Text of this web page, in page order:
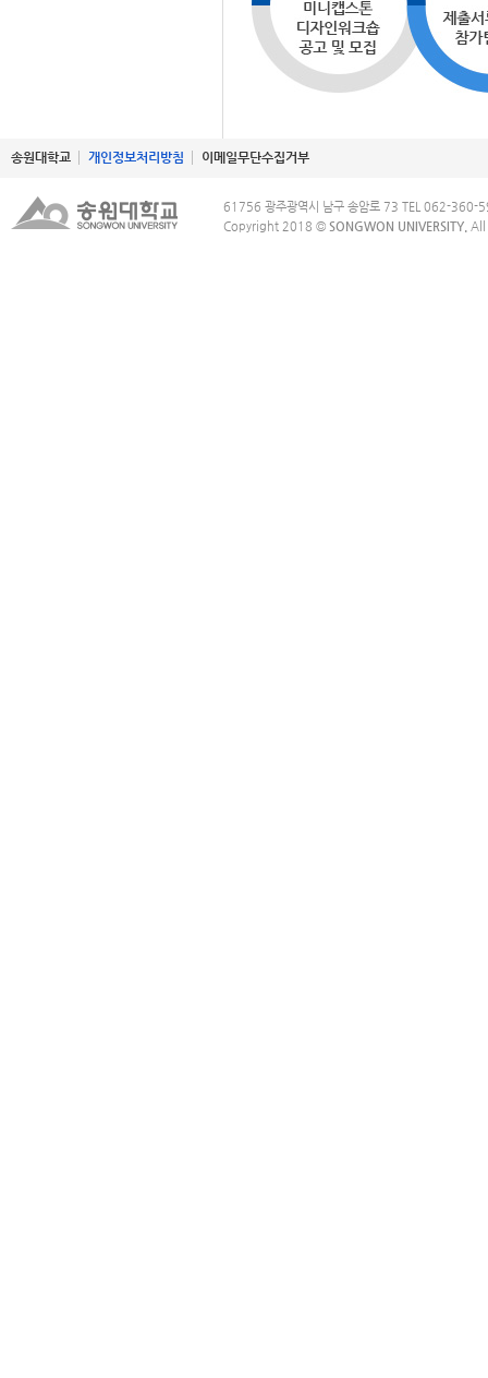
송원대학교 개인정보처리방침 이메일무단수집거부
61756 광주광역시 남구 송암로 73 TEL 062-360-
Copyright 2018 © SONGWON UNIVERSITY. All